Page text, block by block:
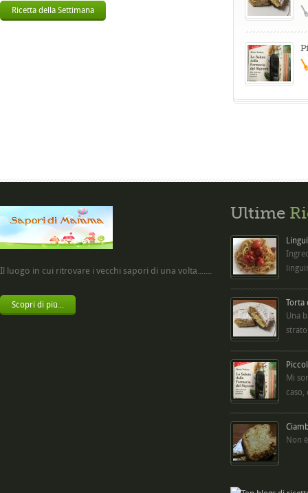
Ricetta della Settimana
Il luogo in cui ritrovare i vecchi sapori di una volta.......
Scopri di più...
Ultime
Torta
Una
Mi
caso,
Non